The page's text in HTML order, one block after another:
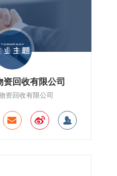
回收有限公司
资回收有限公司